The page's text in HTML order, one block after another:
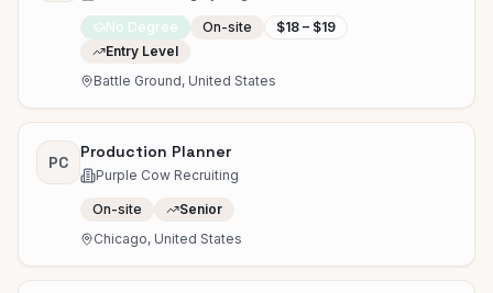
No Degree On-site
$18 – $19
Entry Level
Battle Ground, United States
PC
Production Planner
Purple Cow Recruiting
On-site
Senior
Chicago, United States